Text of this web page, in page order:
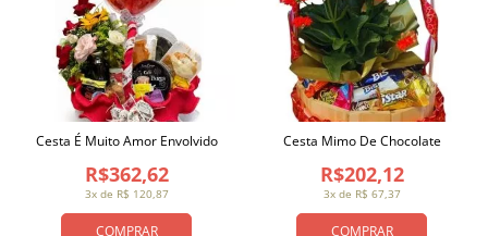
COMPRAR
3x de R$ 120,87
R$362,62
Cesta É Muito Amor Envolvido
COMPRAR
3x de R$ 67,37
R$202,12
Cesta Mimo De Chocolate